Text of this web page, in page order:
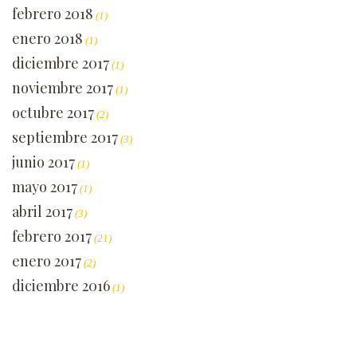
febrero 2018 (1)
enero 2018 (1)
diciembre 2017 (1)
noviembre 2017 (1)
octubre 2017 (2)
septiembre 2017 (3)
junio 2017 (1)
mayo 2017 (1)
abril 2017 (3)
febrero 2017 (21)
enero 2017 (2)
diciembre 2016 (1)